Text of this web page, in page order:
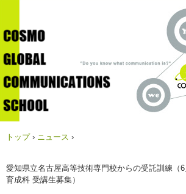
トップ › ニュース ›
愛知県立名古屋高等技術専門校からの受託訓練（
育成科 受講生募集）